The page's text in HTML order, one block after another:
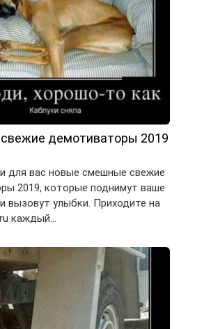
демотиваторы 2019
для вас новые смешные свежие
2019, которые поднимут ваше
вызовут улыбки. Приходите на
каждый…